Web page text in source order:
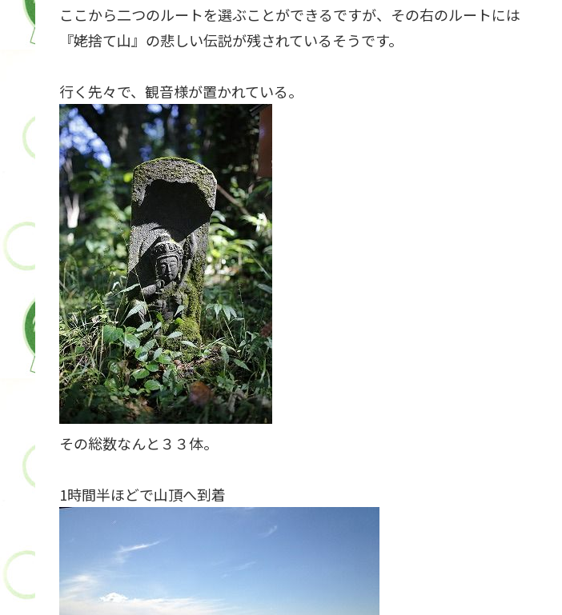
ここから二つのルートを選ぶことができるですが、その右のルートには
『姥捨て山』の悲しい伝説が残されているそうです。
行く先々で、観音様が置かれている。
その総数なんと３３体。
1時間半ほどで山頂へ到着